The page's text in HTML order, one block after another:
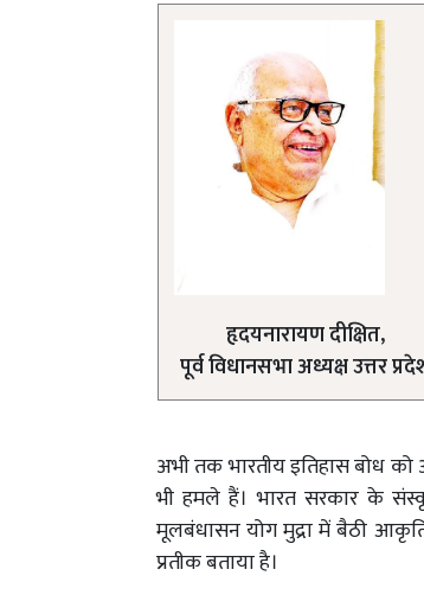
हृदयनारायण दीक्षित,
पूर्व विधानसभा अध्यक्ष उत्तर
अभी तक भारतीय इतिहास बोध
भी हमले हैं। भारत सरकार के
मूलबंधासन योग मुद्रा में बैठी
प्रतीक बताया है।